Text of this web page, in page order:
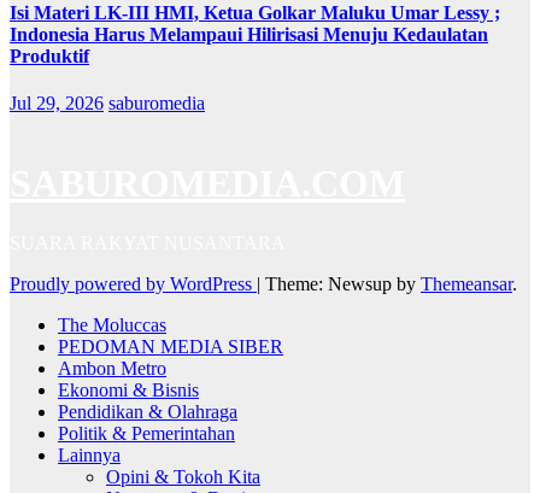
Isi Materi LK-III HMI, Ketua Golkar Maluku Umar Lessy ;
Indonesia Harus Melampaui Hilirisasi Menuju Kedaulatan
Produktif
Jul 29, 2026 saburomedia
Proudly powered by WordPress | Theme: Newsup by Themeansar.
The Moluccas
PEDOMAN MEDIA SIBER
Ambon Metro
Ekonomi & Bisnis
Pendidikan & Olahraga
Politik & Pemerintahan
Lainnya
Opini & Tokoh Kita